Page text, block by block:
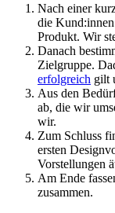
Nach einer
die
Produkt. Wir
Danach
Zielgruppe.
erfolgreich gilt
Aus den
ab, die wir
wir.
Zum Schluss
ersten
Vorstellungen
Am Ende
zusammen.